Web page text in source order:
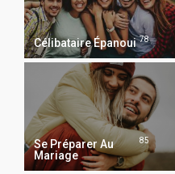
Célibataire Épanoui 78
Se Préparer Au
Mariage
85